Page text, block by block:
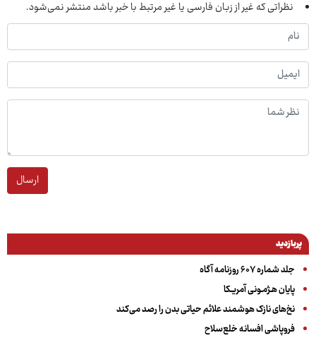
نظراتی که غیر از زبان فارسی یا غیر مرتبط با خبر باشد منتشر نمی‌شود.
ارسال
پربازدید
جلد شماره ۶۰۷ روزنامه آگاه
پایان هـژمـونی آمریـکا
نخ‌های نازک هوشمند علائم حیاتی بدن را رصد می‌کند
فروپاشی افسانه خلع‌سلاح